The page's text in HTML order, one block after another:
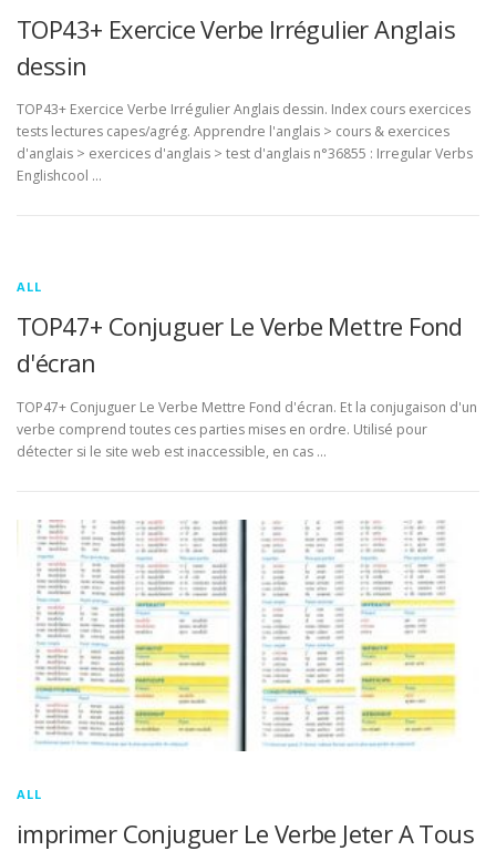
TOP43+ Exercice Verbe Irrégulier Anglais
dessin
TOP43+ Exercice Verbe Irrégulier Anglais dessin. Index cours exercices
tests lectures capes/agrég. Apprendre l'anglais > cours & exercices
d'anglais > exercices d'anglais > test d'anglais n°36855 : Irregular Verbs
Englishcool …
ALL
TOP47+ Conjuguer Le Verbe Mettre Fond
d'écran
TOP47+ Conjuguer Le Verbe Mettre Fond d'écran. Et la conjugaison d'un
verbe comprend toutes ces parties mises en ordre. Utilisé pour
détecter si le site web est inaccessible, en cas …
ALL
imprimer Conjuguer Le Verbe Jeter A Tous